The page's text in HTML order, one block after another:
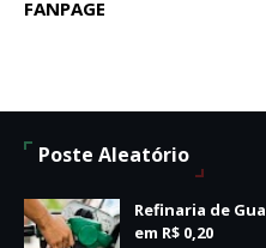
FANPAGE
Poste Aleatório
Refinaria de
em R$ 0,20